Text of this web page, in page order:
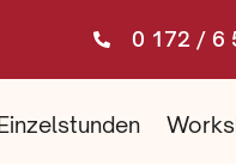
0 172 / 6